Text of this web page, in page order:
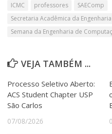
ICMC
professores
SAEComp
Secretaria Acadêmica da
Semana da Engenharia de
VEJA TAMBÉM ...
Processo Seletivo Aberto:
ACS Student Chapter USP
São Carlos
07/08/2026